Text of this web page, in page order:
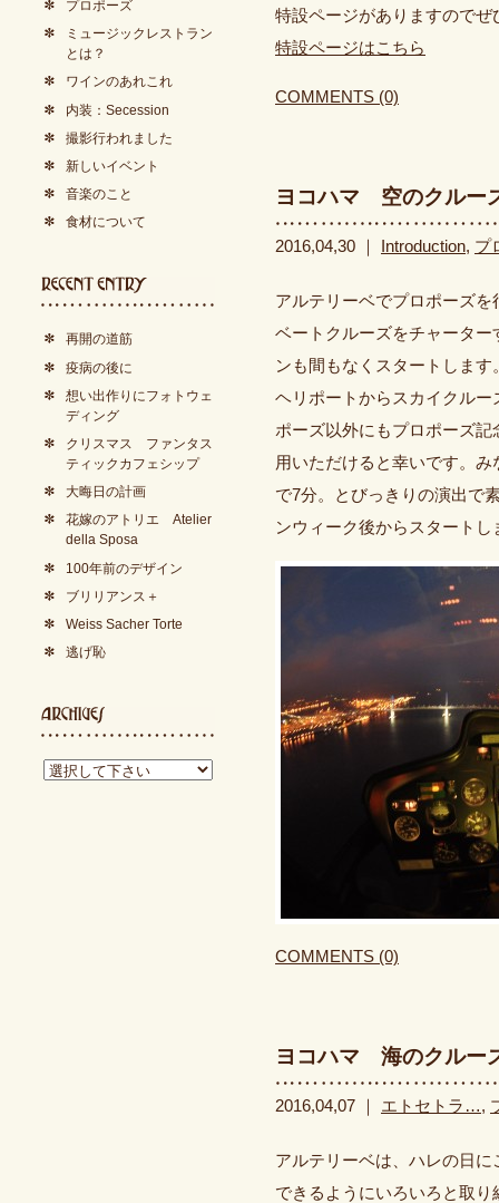
特設ページがありますのでぜ
特設ページはこちら
COMMENTS (0)
ヨコハマ 空のクルー
2016,04,30 ｜ Introduction, プ
アルテリーベでプロポーズ
ベートクルーズをチャータ
ンも間もなくスタートしま
ヘリポートからスカイクル
ポーズ以外にもプロポーズ
用いただけると幸いです。
で7分。とびっきりの演出で
ンウィーク後からスタートし
COMMENTS (0)
ヨコハマ 海のクルー
2016,04,07 ｜ エトセトラ…,
アルテリーベは、ハレの日
できるようにいろいろと取
プロポーズ
ミュージックレストラン
とは？
ワインのあれこれ
内装：Secession
撮影行われました
新しいイベント
音楽のこと
食材について
再開の道筋
疫病の後に
想い出作りにフォトウェ
ディング
クリスマス ファンタス
ティックカフェシップ
大晦日の計画
花嫁のアトリエ Atelier
della Sposa
100年前のデザイン
ブリリアンス＋
Weiss Sacher Torte
逃げ恥